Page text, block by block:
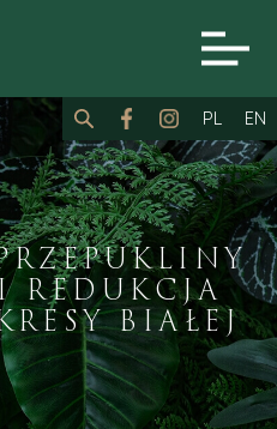
PL EN
REDUKCJA
BIAŁEJ